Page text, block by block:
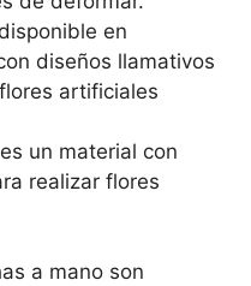
en
diseños llamativos
artificiales
un material con
realizar flores
a mano son